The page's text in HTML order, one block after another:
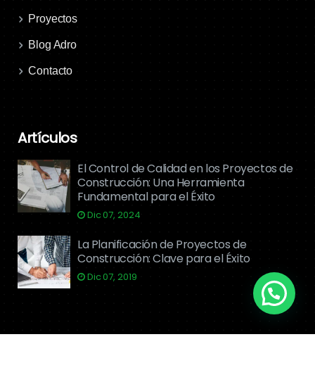
Proyectos
Blog Adro
Contacto
Artículos
El Control de Calidad en los Proyectos de
Construcción: Una Herramienta
Fundamental para el Éxito
Dic 07, 2024
La Planificación de Proyectos de
Construcción: Clave para el Éxito
Dic 07, 2019